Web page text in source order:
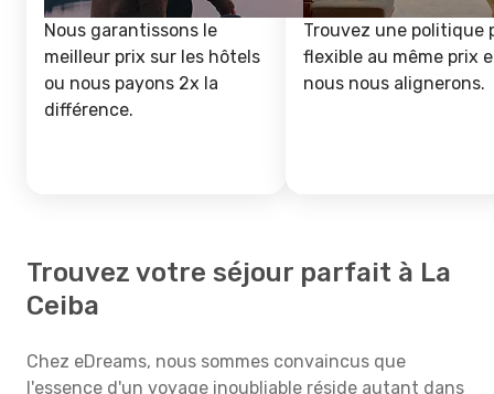
Nous garantissons le
meilleur prix sur les hôtels
ou nous payons 2x la
différence.
Trouvez une politique
flexible au même prix
nous nous alignerons.
Trouvez votre séjour parfait à La
Ceiba
Chez eDreams, nous sommes convaincus que
l'essence d'un voyage inoubliable réside autant dans